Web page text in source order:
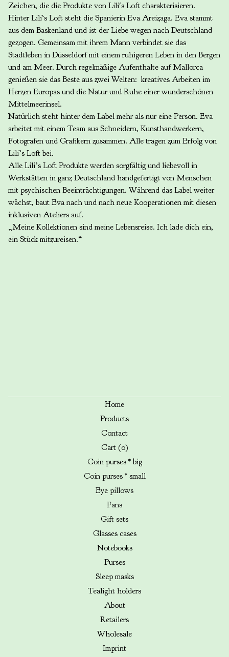
Zeichen, die die Produkte von Lili's Loft charakterisieren.
Hinter Lili‘s Loft steht die Spanierin Eva Areizaga. Eva stammt
aus dem Baskenland und ist der Liebe wegen nach Deutschland
gezogen. Gemeinsam mit ihrem Mann verbindet sie das
Stadtleben in Düsseldorf mit einem ruhigeren Leben in den Bergen
und am Meer. Durch regelmäßige Aufenthalte auf Mallorca
genießen sie das Beste aus zwei Welten: kreatives Arbeiten im
Herzen Europas und die Natur und Ruhe einer wunderschönen
Mittelmeerinsel.
Natürlich steht hinter dem Label mehr als nur eine Person. Eva
arbeitet mit einem Team aus Schneidern, Kunsthandwerkern,
Fotografen und Grafikern zusammen. Alle tragen zum Erfolg von
Lili’s Loft bei.
Alle Lili’s Loft Produkte werden sorgfältig und liebevoll in
Werkstätten in ganz Deutschland handgefertigt von Menschen
mit psychischen Beeinträchtigungen. Während das Label weiter
wächst, baut Eva nach und nach neue Kooperationen mit diesen
inklusiven Ateliers auf.
„Meine Kollektionen sind meine Lebensreise. Ich lade dich ein,
ein Stück mitzureisen.“
Home
Products
Contact
Cart (0)
Coin purses * big
Coin purses * small
Eye pillows
Fans
Gift sets
Glasses cases
Notebooks
Purses
Sleep masks
Tealight holders
About
Retailers
Wholesale
Imprint